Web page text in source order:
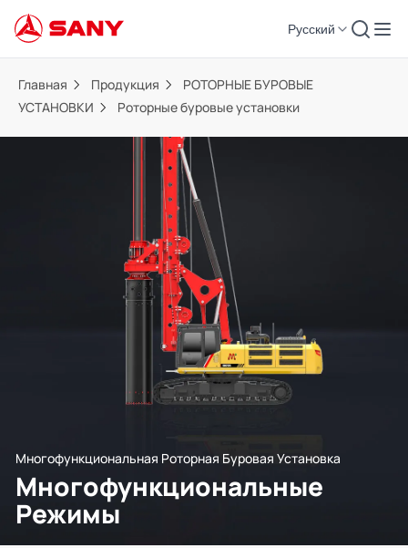
Русский
Главная Продукция
РОТОРНЫЕ БУРОВЫЕ
УСТАНОВКИ
Роторные буровые установки
Многофункциональная Роторная Буровая Установка
Многофункциональные
Режимы